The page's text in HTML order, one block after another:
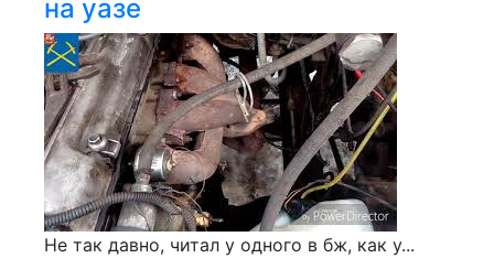
на уазе
Не так давно, читал у одного в бж, как у...